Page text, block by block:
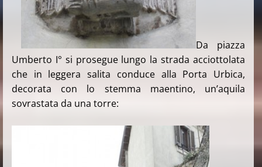
Da piazza
Umberto I° si prosegue lungo la strada acciottolata
che in leggera salita conduce alla Porta Urbica,
decorata con lo stemma maentino, un’aquila
sovrastata da una torre: